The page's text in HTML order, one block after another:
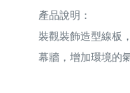
產品說明：
裝觀裝飾造型線板
幕牆，增加環境的